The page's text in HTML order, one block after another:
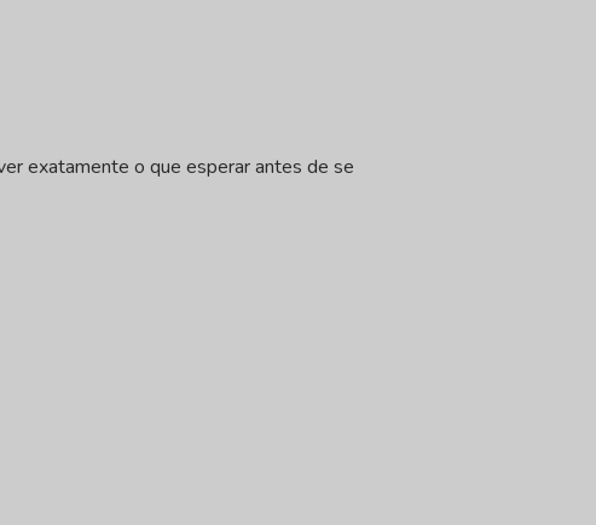
exatamente o que esperar antes de se